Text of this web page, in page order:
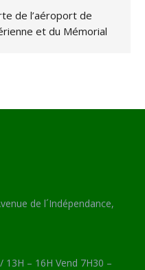
de l’aéroport de
et du Mémorial
de l´Indépendance,
– 16H Vend 7H30 –